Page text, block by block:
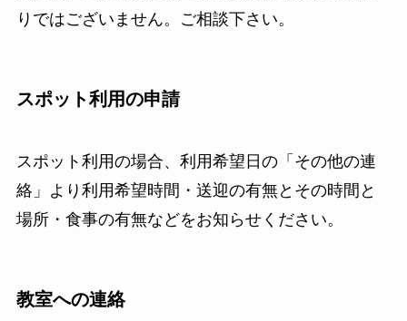
りではございません。ご相談下さい。
スポット利用の申請
スポット利用の場合、利用希望日の「その他の連
絡」より利用希望時間・送迎の有無とその時間と
場所・食事の有無などをお知らせください。
教室への連絡